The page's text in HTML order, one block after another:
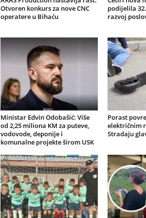
Otvoren konkurs za nove CNC
operatere u Bihaću
podijelila
razvoj
Ministar Edvin Odobašić: Više
od 2,25 miliona KM za puteve,
vodovode, deponije i
komunalne projekte širom USK
Porast
električnim
Stradaju